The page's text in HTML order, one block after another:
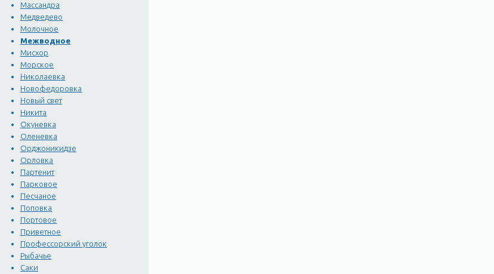
Массандра
Медведево
Молочное
Межводное
Мисхор
Морское
Николаевка
Новофедоровка
Новый свет
Никита
Окуневка
Оленевка
Орджоникидзе
Орловка
Партенит
Парковое
Песчаное
Поповка
Портовое
Приветное
Профессорский уголок
Рыбачье
Саки